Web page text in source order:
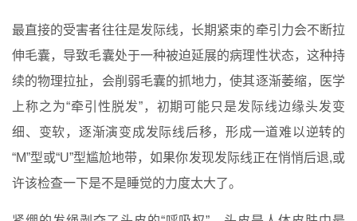
最直接的受害者往往是发际线，长期紧束的牵引力会不断拉
伸毛囊，导致毛囊处于一种被迫延展的病理性状态，这种持
续的物理拉扯，会削弱毛囊的抓地力，使其逐渐萎缩，医学
上称之为“牵引性脱发”，初期可能只是发际线边缘头发变
细、变软，逐渐演变成发际线后移，形成一道难以逆转的
“M”型或“U”型尴尬地带，如果你发现发际线正在悄悄后退,或
许该检查一下是不是睡觉的力度太大了。